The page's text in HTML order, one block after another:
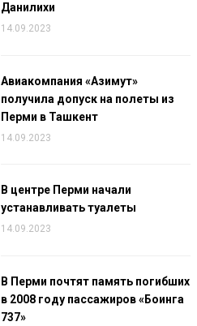
Данилихи
14.09.2023
Авиакомпания «Азимут»
получила допуск на полеты из
Перми в Ташкент
14.09.2023
В центре Перми начали
устанавливать туалеты
14.09.2023
В Перми почтят память погибших
в 2008 году пассажиров «Боинга
737»